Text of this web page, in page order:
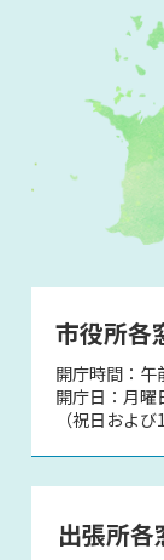
市役所各
開庁時間：午
開庁日：月曜
（祝日およ
出張所各